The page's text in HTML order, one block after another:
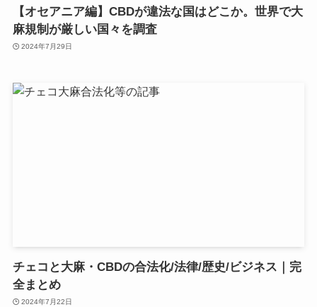
【オセアニア編】CBDが違法な国はどこか。世界で大
麻規制が厳しい国々を調査
2024年7月29日
チェコと大麻・CBDの合法化/法律/歴史/ビジネス｜完
全まとめ
2024年7月22日